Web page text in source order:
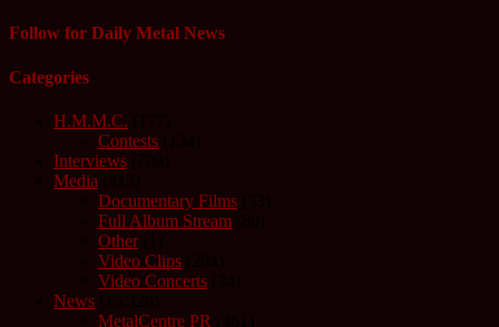
Follow for Daily Metal News
Categories
H.M.M.C.
Contests
Interviews
Media
Documentary Films
Full Album Stream
Other
Video Clips
Video Concerts
News
MetalCentre PR